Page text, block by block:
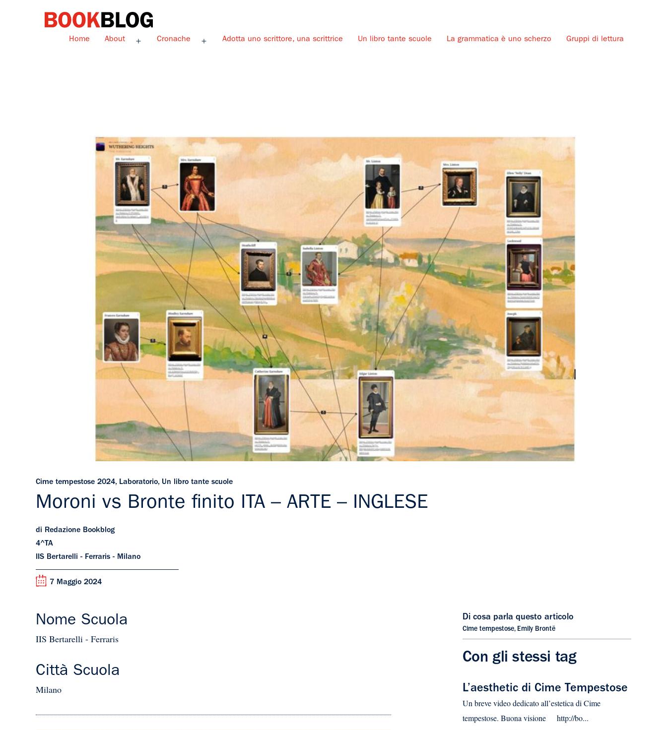
Home About
Apri
Cronache
Apri
Adotta uno scrittore, una scrittrice Un libro tante scuole La grammatica è uno scherzo Gruppi di lettura
Cime tempestose 2024, Laboratorio, Un libro tante scuole
Moroni vs Bronte finito ITA – ARTE – INGLESE
di Redazione Bookblog
4^TA
IIS Bertarelli - Ferraris - Milano
7 Maggio 2024
Nome Scuola
IIS Bertarelli - Ferraris
Città Scuola
Milano
Di cosa parla questo articolo
Cime tempestose, Emily Brontë
Con gli stessi tag
L’aesthetic di Cime Tempestose
Un breve video dedicato all’estetica di Cime
tempestose. Buona visione http://bo...